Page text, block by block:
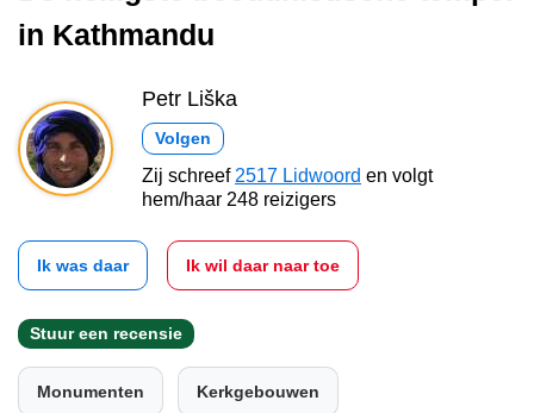
in Kathmandu
Petr Liška
Volgen
Zij schreef 2517 Lidwoord en volgt
hem/haar 248 reizigers
Ik was daar Ik wil daar naar toe
Stuur een recensie
Monumenten Kerkgebouwen